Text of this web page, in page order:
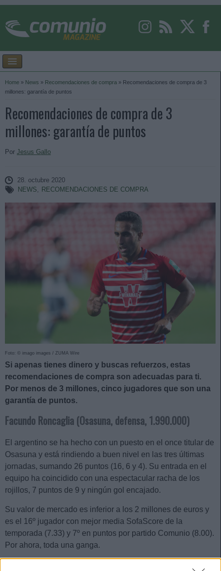
Home » News » Recomendaciones de compra » Recomendaciones de compra de 3
millones: garantía de puntos
Recomendaciones de compra de 3
millones: garantía de puntos
Por Jesus Gallo
28. octubre 2020
NEWS, RECOMENDACIONES DE COMPRA
Foto: © imago images / ZUMA Wire
Si apenas tienes dinero y buscas refuerzos, estas
recomendaciones de compra son adecuadas para ti.
Por menos de 3 millones, cinco jugadores que son una
garantía de puntos.
Facundo Roncaglia (Osasuna, defensa, 1.990.000)
El argentino se ha hecho con un puesto en el once titular de
Osasuna y está rindiendo a buen nivel en las tres últimas
jornadas, sumando 26 puntos (16, 6 y 4). Su entrada en el
equipo ha coincidido con una espectacular racha de los
rojillos, 7 puntos de 9 y ningún gol encajado.
Su valor de mercado es inferior a los 2 millones de euros y
es el 16º jugador con mejor media SofaScore de la
temporada (7.33) y 7º en puntos por partido Comunio (8.00).
Por ahora, toda una ganga.